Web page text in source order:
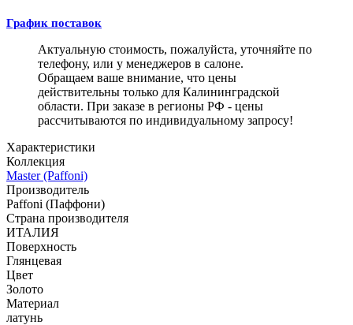
График поставок
Актуальную стоимость, пожалуйста, уточняйте по
телефону, или у менеджеров в салоне.
Обращаем ваше внимание, что цены
действительны только для Калининградской
области. При заказе в регионы РФ - цены
рассчитываются по индивидуальному запросу!
Характеристики
Коллекция
Master (Paffoni)
Производитель
Paffoni (Паффони)
Страна производителя
ИТАЛИЯ
Поверхность
Глянцевая
Цвет
Золото
Материал
латунь